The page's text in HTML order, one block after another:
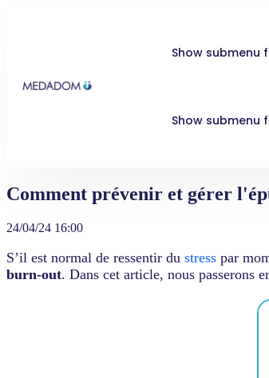
Show submenu
Show submenu
Comment prévenir et gérer
24/04/24 16:00
S’il est normal de ressentir du stress par
burn-out. Dans cet article, nous passerons